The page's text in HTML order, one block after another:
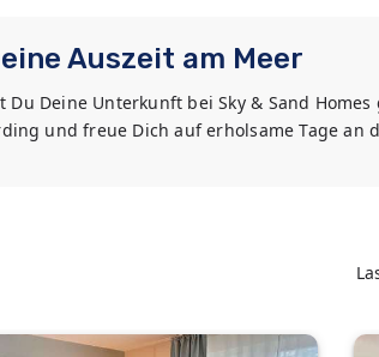
Auszeit am Meer
Du Deine Unterkunft bei Sky & Sand
und freue Dich auf erholsame Tage an